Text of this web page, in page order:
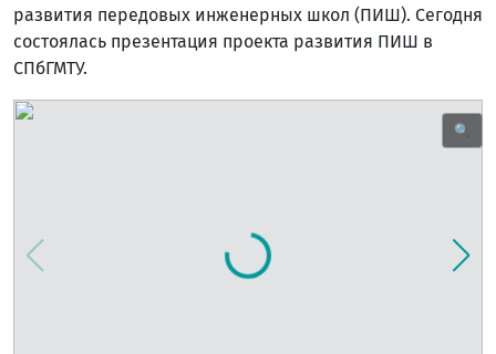
развития передовых инженерных школ (ПИШ). Сегодня
состоялась презентация проекта развития ПИШ в
СПбГМТУ.
🔍